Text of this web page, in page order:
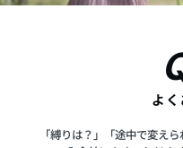
よ
「縛りは？」「途中で変え